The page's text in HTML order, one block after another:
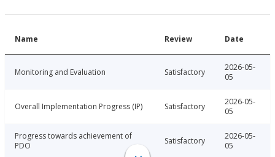
Name Review Date
Monitoring and Evaluation Satisfactory
2026-05-
05
Overall Implementation Progress (IP) Satisfactory
2026-05-
05
Progress towards achievement of
PDO
Satisfactory
2026-05-
05